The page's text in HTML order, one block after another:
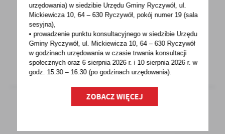
Rolniku!Wojewódzkie Biuro Spisowe
w Poznaniu przypomina, że zgodnie art. 8a ust.
2. ustawy o powszechnym...
urzędowania) w siedzibie Urzędu Gminy Ryczywół, ul.
Mickiewicza 10, 64 – 630 Ryczywół, pokójnumer 19 (sala
sesyjna),
• prowadzenie punktu konsultacyjnego w siedzibie Urzędu
Gminy Ryczywół, ul. Mickiewicza 10, 64 – 630 Ryczywół
w godzinachurzędowania w czasie trwania konsultacji
społecznych oraz 6 sierpnia 2026 r. i 10 sierpnia 2026 r. w
godz. 15.30 – 16.30 (po godzinachurzędowania).
ZOBACZ WIĘCEJ